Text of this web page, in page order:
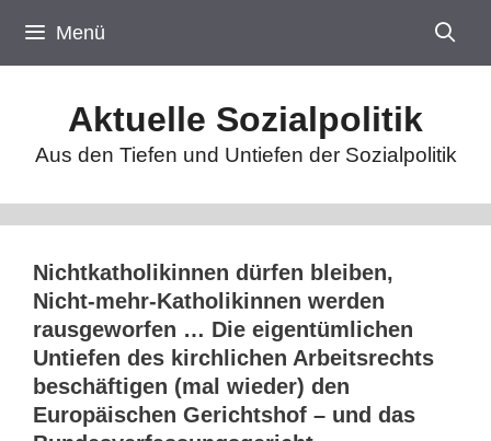
Inhalt
springen
Menü
Aktuelle Sozialpolitik
Aus den Tiefen und Untiefen der Sozialpolitik
Nichtkatholikinnen dürfen bleiben,
Nicht-mehr-Katholikinnen werden
rausgeworfen … Die eigentümlichen
Untiefen des kirchlichen Arbeitsrechts
beschäftigen (mal wieder) den
Europäischen Gerichtshof – und das